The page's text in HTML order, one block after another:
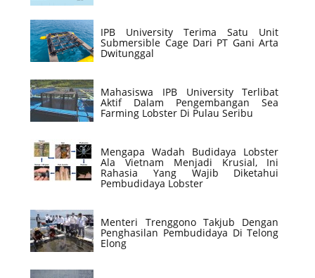
IPB University Terima Satu Unit
Submersible Cage Dari PT Gani Arta
Dwitunggal
Mahasiswa IPB University Terlibat
Aktif Dalam Pengembangan Sea
Farming Lobster Di Pulau Seribu
Mengapa Wadah Budidaya Lobster
Ala Vietnam Menjadi Krusial, Ini
Rahasia Yang Wajib Diketahui
Pembudidaya Lobster
Menteri Trenggono Takjub Dengan
Penghasilan Pembudidaya Di Telong
Elong